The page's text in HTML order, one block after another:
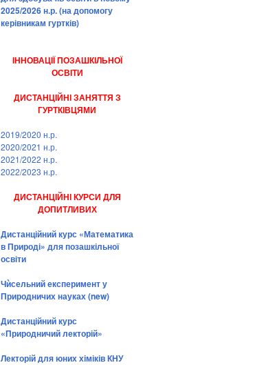
2025/2026 н.р. (на допомогу
керівникам гуртків)
ІННОВАЦІЇ ПОЗАШКІЛЬНОЇ
ОСВІТИ
ДИСТАНЦІЙНІ ЗАНЯТТЯ З
ГУРТКІВЦЯМИ
2019/2020 н.р.
2020/2021 н.р.
2021/2022 н.р.
2022/2023 н.р.
ДИСТАНЦІЙНІ КУРСИ ДЛЯ
ДОПИТЛИВИХ
Дистанційний курс «Математика
в Природі» для позашкільної
освіти
Чѝсельний експеримент у
Природничих науках (new)
Дистанційний курс
«Природничий лекторій»
Лекторій для юних хіміків КНУ